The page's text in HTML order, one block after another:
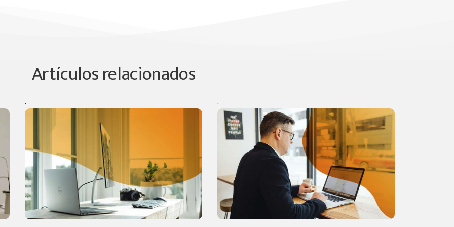
Artículos relacionados
. .